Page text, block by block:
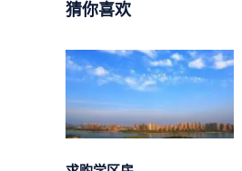
猜你喜欢